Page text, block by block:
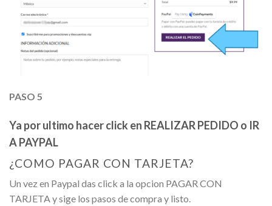
PASO 5
Ya por ultimo hacer click en REALIZAR PEDIDO o IR
A PAYPAL
¿COMO PAGAR CON TARJETA?
Un vez en Paypal das click a la opcion PAGAR CON
TARJETA y sige los pasos de compra y listo.